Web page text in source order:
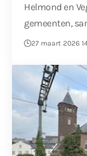
Helmond en
gemeenten,
27 maart 2026